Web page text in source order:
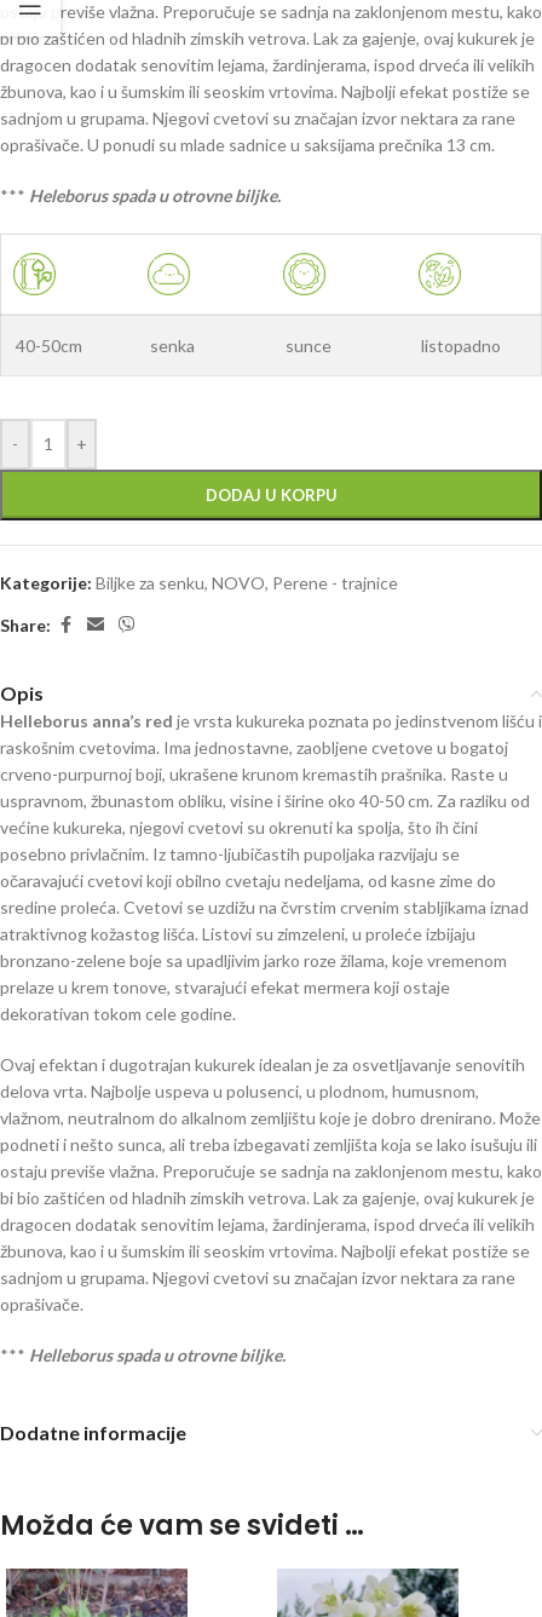
ostaju previše vlažna. Preporučuje se sadnja na zaklonjenom mestu, kako
bi bio zaštićen od hladnih zimskih vetrova. Lak za gajenje, ovaj kukurek je
dragocen dodatak senovitim lejama, žardinjerama, ispod drveća ili velikih
žbunova, kao i u šumskim ili seoskim vrtovima. Najbolji efekat postiže se
sadnjom u grupama. Njegovi cvetovi su značajan izvor nektara za rane
oprašivače. U ponudi su mlade sadnice u saksijama prečnika 13 cm.
*** Heleborus spada u otrovne biljke.
40-50cm senka sunce listopadno
- +
DODAJ U KORPU
Kategorije: Biljke za senku, NOVO, Perene - trajnice
Share:
Opis
Helleborus anna’s red je vrsta kukureka poznata po jedinstvenom lišću i
raskošnim cvetovima. Ima jednostavne, zaobljene cvetove u bogatoj
crveno-purpurnoj boji, ukrašene krunom kremastih prašnika. Raste u
uspravnom, žbunastom obliku, visine i širine oko 40-50 cm. Za razliku od
većine kukureka, njegovi cvetovi su okrenuti ka spolja, što ih čini
posebno privlačnim. Iz tamno-ljubičastih pupoljaka razvijaju se
očaravajući cvetovi koji obilno cvetaju nedeljama, od kasne zime do
sredine proleća. Cvetovi se uzdižu na čvrstim crvenim stabljikama iznad
atraktivnog kožastog lišća. Listovi su zimzeleni, u proleće izbijaju
bronzano-zelene boje sa upadljivim jarko roze žilama, koje vremenom
prelaze u krem tonove, stvarajući efekat mermera koji ostaje
dekorativan tokom cele godine.
Ovaj efektan i dugotrajan kukurek idealan je za osvetljavanje senovitih
delova vrta. Najbolje uspeva u polusenci, u plodnom, humusnom,
vlažnom, neutralnom do alkalnom zemljištu koje je dobro drenirano. Može
podneti i nešto sunca, ali treba izbegavati zemljišta koja se lako isušuju ili
ostaju previše vlažna. Preporučuje se sadnja na zaklonjenom mestu, kako
bi bio zaštićen od hladnih zimskih vetrova. Lak za gajenje, ovaj kukurek je
dragocen dodatak senovitim lejama, žardinjerama, ispod drveća ili velikih
žbunova, kao i u šumskim ili seoskim vrtovima. Najbolji efekat postiže se
sadnjom u grupama. Njegovi cvetovi su značajan izvor nektara za rane
oprašivače.
*** Helleborus spada u otrovne biljke.
Dodatne informacije
Možda će vam se svideti …